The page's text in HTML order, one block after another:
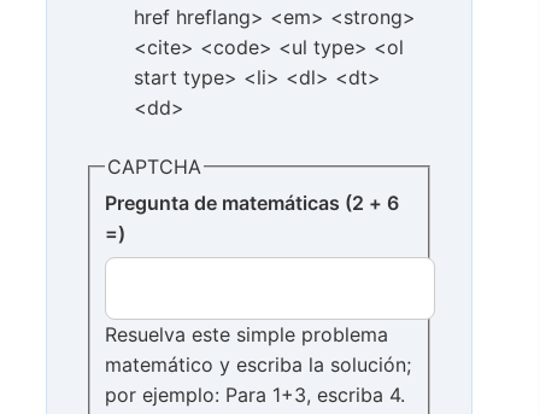
href hreflang> <em> <strong>
<cite> <code> <ul type> <ol
start type> <li> <dl> <dt>
<dd>
CAPTCHA
Pregunta de matemáticas (2 + 6
=)
Resuelva este simple problema
matemático y escriba la solución;
por ejemplo: Para 1+3, escriba 4.